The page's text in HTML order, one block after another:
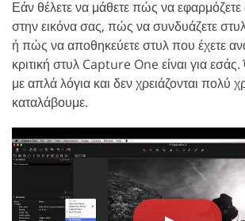
Εάν θέλετε να μάθετε πώς να
στην εικόνα σας, πώς να συνδυάζετε
ή πώς να αποθηκεύετε στυλ που έχετε
κριτική στυλ Capture One είναι για
με απλά λόγια και δεν χρειάζονται πολύ
καταλάβουμε.